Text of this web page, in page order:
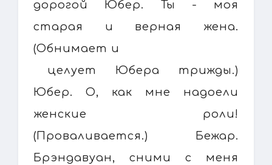
дорогой Юбер. Ты - моя
старая и верная жена.
(Обнимает и
целует Юбера трижды.)
Юбер. О, как мне надоели
женские роли!
(Проваливается.) Бежар.
Брэндавуан, сними с меня